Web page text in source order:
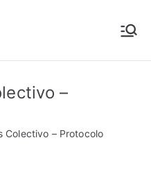
–
Colectivo – Protocolo